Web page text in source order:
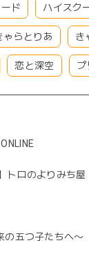
ド ハイスク
ゃらとりあ き
恋と深空 プ
トロのよりみち
の五つ子たちへ〜